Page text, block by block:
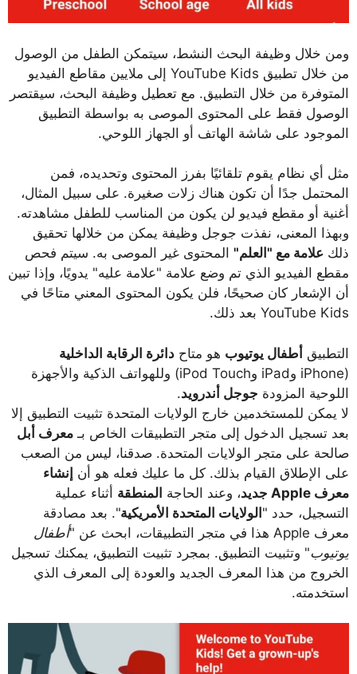
ومن خلال وظيفة البحث النشط، سيتمكن الطفل من الوصول
من خلال تطبيق YouTube Kids إلى ملايين مقاطع الفيديو
المتوفرة من خلال التطبيق. مع تعطيل وظيفة البحث، سيقتصر
الوصول فقط على المحتوى الموصى به بواسطة التطبيق
الموجود على شاشة الهاتف أو الجهاز اللوحي.
مثل أي نظام يقوم تلقائيًا بفرز المحتوى وتحديده، فمن
المحتمل جدًا أن تكون هناك زلات صغيرة. على سبيل المثال،
أغنية أو مقطع فيديو لن يكون من المناسب للطفل مشاهدته.
وبهذا المعنى، نفذت جوجل وظيفة يمكن من خلالها تحقيق
ذلك علامة مع "العلم" المحتوى غير الموصى به. سيتم فحص
مقطع الفيديو الذي تم وضع علامة "علامة عليه" يدويًا، وإذا تبين
أن الإشعار كان صحيحًا، فلن يكون المحتوى المعني متاحًا في
YouTube Kids بعد ذلك.
التطبيق أطفال يوتيوب هو متاح دائرة الرقابة الداخلية
(iPhone وiPad وiPod Touch) وللهواتف الذكية والأجهزة
اللوحية المزودة جوجل أندرويد.
لا يمكن للمستخدمين خارج الولايات المتحدة تثبيت التطبيق إلا
بعد تسجيل الدخول إلى متجر التطبيقات الخاص بـ معرف أبل
صالحة على متجر الولايات المتحدة. صدقنا، ليس من الصعب
على الإطلاق القيام بذلك. كل ما عليك فعله هو أن إنشاء
معرف Apple جديد
، وعند الحاجة المنطقة أثناء عملية
التسجيل، حدد "الولايات المتحدة الأمريكية". بعد مصادقة
معرف Apple هذا في متجر التطبيقات، ابحث عن "
أطفال
يوتيوب" وتثبيت التطبيق. بمجرد تثبيت التطبيق، يمكنك تسجيل
الخروج من هذا المعرف الجديد والعودة إلى المعرف الذي
استخدمته.